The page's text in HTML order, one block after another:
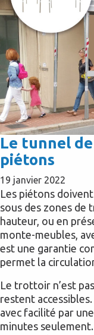
Le tunnel
piétons
19 janvier 2022
Les piétons
sous des zones de
hauteur, ou en
monte-meubles,
est une garantie
permet la
Le trottoir n’est
restent
avec facilité par
minutes seulement.